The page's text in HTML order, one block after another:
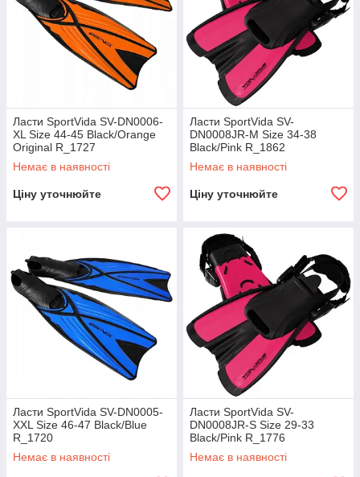
Ласти SportVida SV-DN0006-
XL Size 44-45 Black/Orange
Original R_1727
Немає в наявності
Ціну уточнюйте
Ласти SportVida SV-
DN0008JR-M Size 34-38
Black/Pink R_1862
Немає в наявності
Ціну уточнюйте
Ласти SportVida SV-DN0005-
XXL Size 46-47 Black/Blue
R_1720
Немає в наявності
Ласти SportVida SV-
DN0008JR-S Size 29-33
Black/Pink R_1776
Немає в наявності